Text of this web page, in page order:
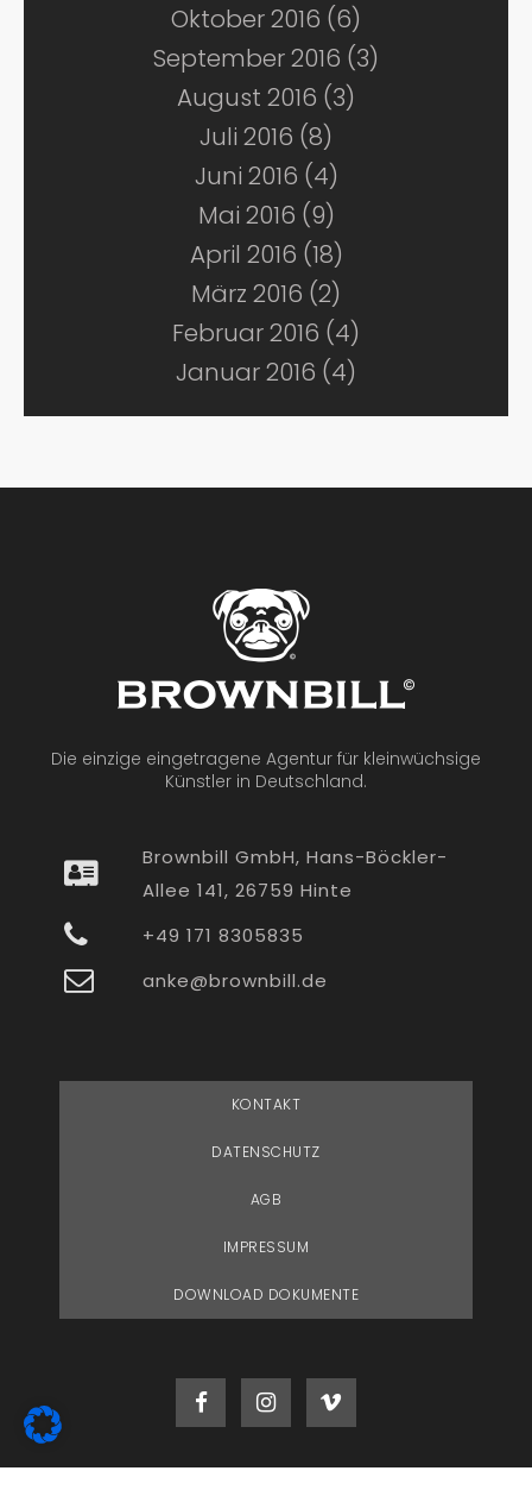
Oktober 2016 (6)
September 2016 (3)
August 2016 (3)
Juli 2016 (8)
Juni 2016 (4)
Mai 2016 (9)
April 2016 (18)
März 2016 (2)
Februar 2016 (4)
Januar 2016 (4)
Die einzige eingetragene Agentur für kleinwüchsige
Künstler in Deutschland.
Brownbill GmbH, Hans-Böckler-
Allee 141, 26759 Hinte
+49 171 8305835
anke@brownbill.de
KONTAKT
DATENSCHUTZ
AGB
IMPRESSUM
DOWNLOAD DOKUMENTE